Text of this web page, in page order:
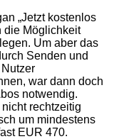
„Jetzt kostenlos
die Möglichkeit
Um aber das
Senden und
war dann doch
notwendig.
rechtzeitig
um mindestens
EUR 470.